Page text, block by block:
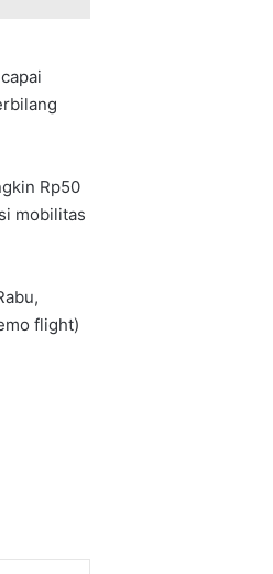
Rp50
mobilitas
flight)